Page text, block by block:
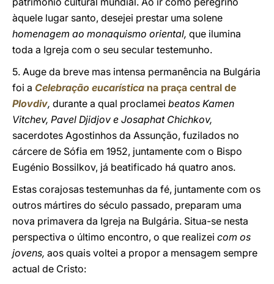
àquele lugar santo, desejei prestar uma solene
homenagem ao monaquismo oriental, que ilumina
toda a Igreja com o seu secular testemunho.
5. Auge da breve mas intensa permanência na Bulgária
foi a Celebração eucarística na praça central de
Plovdiv, durante a qual proclamei beatos Kamen
Vitchev, Pavel Djidjov e Josaphat Chichkov,
sacerdotes Agostinhos da Assunção, fuzilados no
cárcere de Sófia em 1952, juntamente com o Bispo
Eugénio Bossilkov, já beatificado há quatro anos.
Estas corajosas testemunhas da fé, juntamente com os
outros mártires do século passado, preparam uma
nova primavera da Igreja na Bulgária. Situa-se nesta
perspectiva o último encontro, o que realizei com os
jovens, aos quais voltei a propor a mensagem sempre
actual de Cristo: